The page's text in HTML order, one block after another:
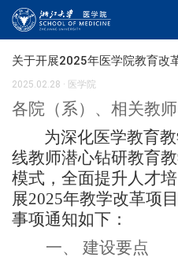
关于开展2025年医学院教育改
2025.02.28 · 医学院
各院（ 系） 、 相关教师
为深化医学教育
线教师潜心钻研教育
模式，全面提升人才
展2025年教学改革项
事项通知如下：
一、 建设要点